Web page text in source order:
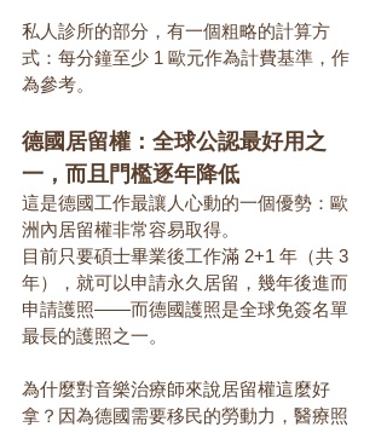
私人診所的部分，有一個粗略的計算方
式：每分鐘至少 1 歐元作為計費基準，作
為參考。
德國居留權：全球公認最好用之
一，而且門檻逐年降低
這是德國工作最讓人心動的一個優勢：歐
洲內居留權非常容易取得。
目前只要碩士畢業後工作滿 2+1 年（共 3
年），就可以申請永久居留，幾年後進而
申請護照——而德國護照是全球免簽名單
最長的護照之一。
為什麼對音樂治療師來說居留權這麼好
拿？因為德國需要移民的勞動力，醫療照